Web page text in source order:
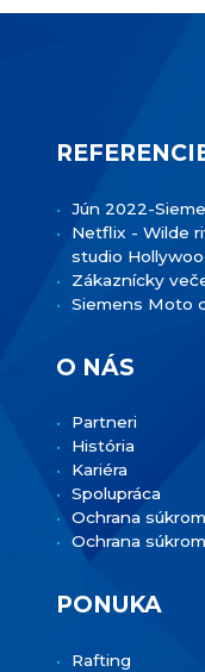
Jún 2022-
Netflix - Wilde
studio
Zákaznícky
Siemens Moto
O NÁS
Partneri
História
Kariéra
Spolupráca
Ochrana
Ochrana
PONUKA
Rafting